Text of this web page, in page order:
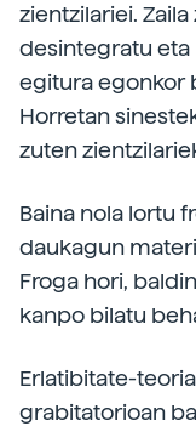
zientzilariei.
desintegratu eta
egitura egonkor
Horretan
zuten
Baina nola lortu
daukagun
Froga hori,
kanpo bilatu
Erlatibitate-
grabitatorioan